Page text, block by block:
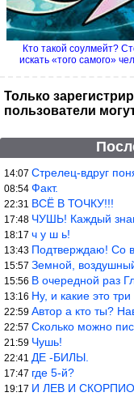
Кто такой соулмейт?
искать «того самого»
Только
пользователи
14:07 Стрелец-вдруг
08:54 Факт.
22:31 ВСЁ В ТОЧКУ!!!
17:48 ЧУШЬ! Каждый знак
18:17 ч у ш ь!
13:43 Подтверждаю! Со
15:57 Земной,
15:56 В очередной раз
13:16 Ну, и какие это три
22:59 Автор а кто ты?
22:57 Сколько можно
21:59 Чушь!
22:41 ДЕ -БИЛЫ.
17:47 где 5-й?
19:17 И ЛЕВ И